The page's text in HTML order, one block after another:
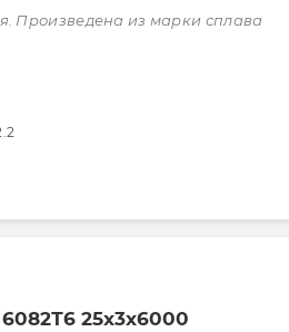
Произведена из марки сплава
25х3х6000